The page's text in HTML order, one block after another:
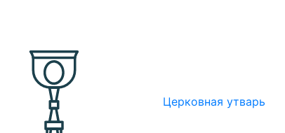
Церковная утварь